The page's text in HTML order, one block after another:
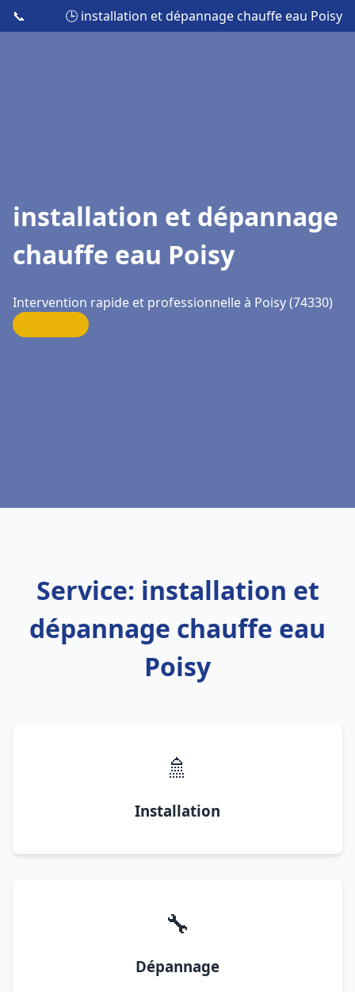
📞 🕒 installation et dépannage chauffe eau Poisy
installation et dépannage
chauffe eau Poisy
Intervention rapide et professionnelle à Poisy (74330)
Service: installation et
dépannage chauffe eau
Poisy
🚿
Installation
🔧
Dépannage